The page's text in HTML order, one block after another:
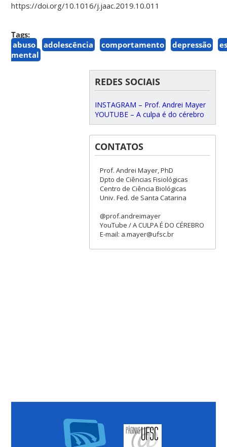
https://doi.org/10.1016/j.jaac.2019.10.011
Tags:
abuso
adolescência comportamento depressão
mental
REDES SOCIAIS
INSTAGRAM – Prof. Andrei Mayer
YOUTUBE – A culpa é do cérebro
CONTATOS
Prof. Andrei Mayer, PhD
Dpto de Ciências Fisiológicas
Centro de Ciência Biológicas
Univ. Fed. de Santa Catarina
@prof.andreimayer
YouTube / A CULPA É DO CÉREBRO
E-mail: a.mayer@ufsc.br